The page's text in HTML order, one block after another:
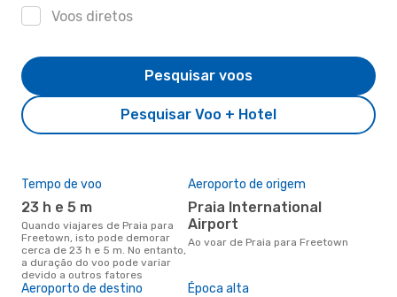
Voos diretos
Pesquisar Voo + Hotel
Pesquisar voos
Tempo de voo
23 h e 5 m
Quando viajares de Praia para
Freetown, isto pode demorar
cerca de 23 h e 5 m. No entanto,
a duração do voo pode variar
devido a outros fatores
Aeroporto de origem
Praia International
Airport
Ao voar de Praia para Freetown
Aeroporto de destino Época alta